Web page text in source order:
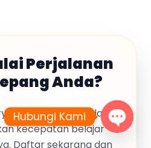
Perjalanan
Anda?
akan menjadi fondasi
kecepatan belajar
Daftar sekarang dan
Hubungi Kami